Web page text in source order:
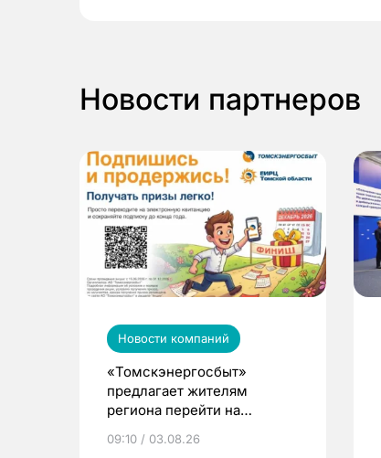
Новости партнеров
Новости компаний
«Томскэнергосбыт»
предлагает жителям
региона перейти на
выиграть призы
09:10 / 03.08.26